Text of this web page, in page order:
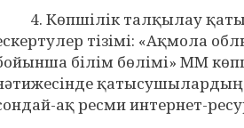
4. Көпшілік талқылау
тізімі: «Ақмола
білім бөлімі» ММ
қатысушылардың
ақ ресми интернет-